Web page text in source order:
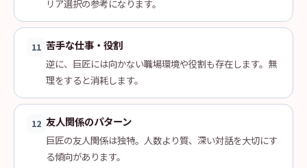
リア選択の参考になります。
11 苦手な仕事・役割
逆に、巨匠には向かない職場環境や役割も存在します。無
理をすると消耗します。
12 友人関係のパターン
巨匠の友人関係は独特。人数より質、深い対話を大切にす
る傾向があります。